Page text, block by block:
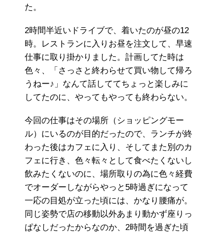
た。
2時間半近いドライブで、着いたのが昼の12
時。レストランに入りお昼を注文して、早速
仕事に取り掛かりました。計画してた時は
色々、「さっさと終わらせて買い物して帰ろ
うねー♪」なんて話しててちょっと楽しみに
してたのに、やってもやっても終わらない。
今回の仕事はその場所（ショッピングモー
ル）にいるのが目的だったので、ランチが終
わった後はカフェに入り、そしてまた別のカ
フェに行き、色々転々として食べたくないし
飲みたくないのに、場所取りの為に色々経費
でオーダーしながらやっと5時過ぎになって
一応の目処が立った頃には、かなり腰痛が。
同じ姿勢で店の移動以外あまり動かず座りっ
ぱなしだったからなのか、2時間を過ぎた頃